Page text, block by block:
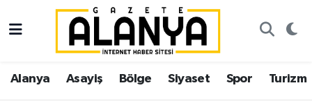
Alanya Asayiş Bölge Siyaset Spor Turizm
Alanya
Asayiş
İstanbul Nöbetçi Eczaneler
İstanbul Hava Durumu